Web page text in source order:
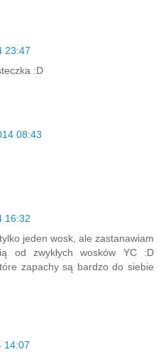
23:47
:D
08:43
16:32
jeden wosk, ale zastanawiam
od zwykłych wosków YC :D
zapachy są bardzo do siebie
14:07